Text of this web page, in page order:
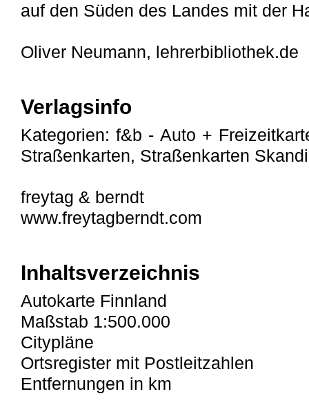
auf den Süden des Landes mit der
Oliver Neumann, lehrerbibliothek.de
Verlagsinfo
Kategorien: f&b - Auto +
Straßenkarten, Straßenkarten
freytag & berndt
www.freytagberndt.com
Inhaltsverzeichnis
Autokarte Finnland
Maßstab 1:500.000
Citypläne
Ortsregister mit Postleitzahlen
Entfernungen in km